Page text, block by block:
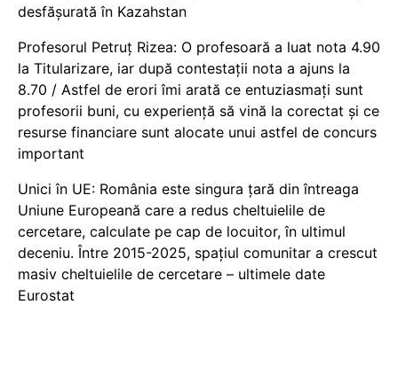
desfășurată în Kazahstan
Profesorul Petruț Rizea: O profesoară a luat nota 4.90
la Titularizare, iar după contestații nota a ajuns la
8.70 / Astfel de erori îmi arată ce entuziasmați sunt
profesorii buni, cu experiență să vină la corectat și ce
resurse financiare sunt alocate unui astfel de concurs
important
Unici în UE: România este singura țară din întreaga
Uniune Europeană care a redus cheltuielile de
cercetare, calculate pe cap de locuitor, în ultimul
deceniu. Între 2015-2025, spațiul comunitar a crescut
masiv cheltuielile de cercetare – ultimele date
Eurostat